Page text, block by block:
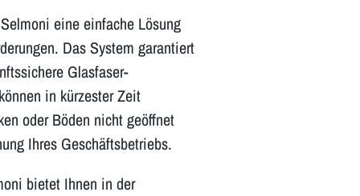
eine einfache Lösung
Das System garantiert
Glasfaser-
in kürzester Zeit
oder Böden nicht geöffnet
Ihres Geschäftsbetriebs.
bietet Ihnen in der